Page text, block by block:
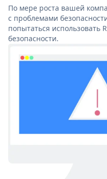
По мере роста вашей
с проблемами
попытаться использовать
безопасности.